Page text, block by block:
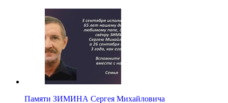
Памяти ЗИМИНА Сергея Михайловича